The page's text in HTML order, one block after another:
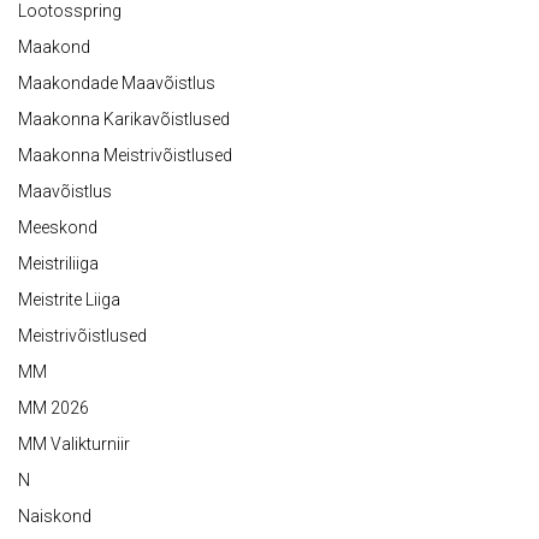
Lootosspring
Maakond
Maakondade Maavõistlus
Maakonna Karikavõistlused
Maakonna Meistrivõistlused
Maavõistlus
Meeskond
Meistriliiga
Meistrite Liiga
Meistrivõistlused
MM
MM 2026
MM Valikturniir
N
Naiskond